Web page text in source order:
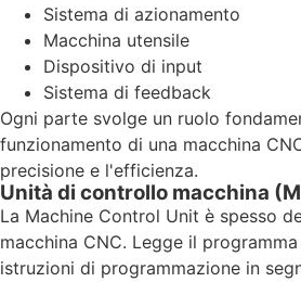
Sistema di azionamento
Macchina utensile
Dispositivo di input
Sistema di feedback
Ogni parte svolge un ruolo
funzionamento di una macchina
precisione e l'efficienza.
Unità di controllo macchina
La Machine Control Unit è spesso
macchina CNC. Legge il
istruzioni di programmazione in